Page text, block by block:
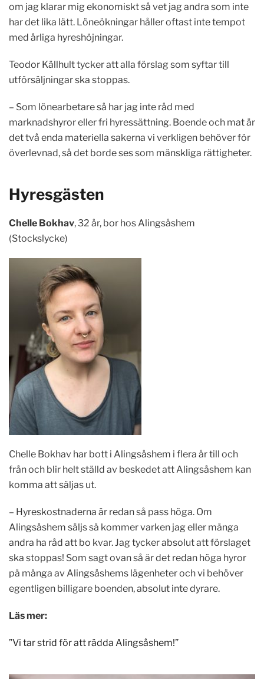
om jag klarar mig ekonomiskt så vet jag andra som inte
har det lika lätt. Löneökningar håller oftast inte tempot
med årliga hyreshöjningar.
Teodor Källhult tycker att alla förslag som syftar till
utförsäljningar ska stoppas.
– Som lönearbetare så har jag inte råd med
marknadshyror eller fri hyressättning. Boende och mat är
det två enda materiella sakerna vi verkligen behöver för
överlevnad, så det borde ses som mänskliga rättigheter.
Hyresgästen
Chelle Bokhav, 32 år, bor hos Alingsåshem
(Stockslycke)
Chelle Bokhav har bott i Alingsåshem i flera år till och
från och blir helt ställd av beskedet att Alingsåshem kan
komma att säljas ut.
– Hyreskostnaderna är redan så pass höga. Om
Alingsåshem säljs så kommer varken jag eller många
andra ha råd att bo kvar. Jag tycker absolut att förslaget
ska stoppas! Som sagt ovan så är det redan höga hyror
på många av Alingsåshems lägenheter och vi behöver
egentligen billigare boenden, absolut inte dyrare.
Läs mer:
”Vi tar strid för att rädda Alingsåshem!”